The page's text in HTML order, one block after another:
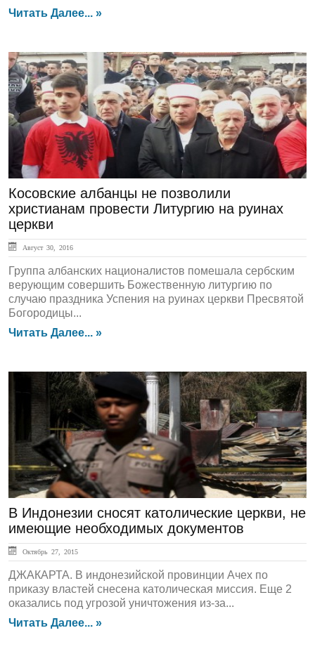
Читать Далее... »
ЛЕНТА НОВОСТЕЙ
Косовские албанцы не позволили
христианам провести Литургию на руинах
церкви
Август 30, 2016
Группа албанских националистов помешала сербским
верующим совершить Божественную литургию по
случаю праздника Успения на руинах церкви Пресвятой
Богородицы...
Читать Далее... »
ЛЕНТА НОВОСТЕЙ
В Индонезии сносят католические церкви, не
имеющие необходимых документов
Октябрь 27, 2015
ДЖАКАРТА. В индонезийской провинции Ачех по
приказу властей снесена католическая миссия. Еще 2
оказались под угрозой уничтожения из-за...
Читать Далее... »